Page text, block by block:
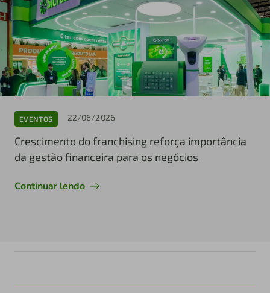
EVENTOS 22/06/2026
Crescimento do franchising reforça importância
da gestão financeira para os negócios
Continuar lendo